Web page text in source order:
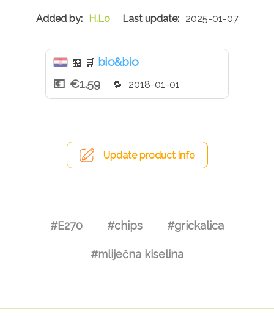
H.Lo 2025-01-07
🏪 🛒 bio&bio
€1.59
2018-01-01
Update product info
#E270 #chips #grickalica
#mliječna kiselina